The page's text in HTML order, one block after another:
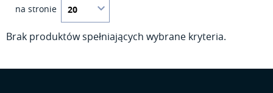
na stronie
Brak produktów spełniających wybrane kryteria.